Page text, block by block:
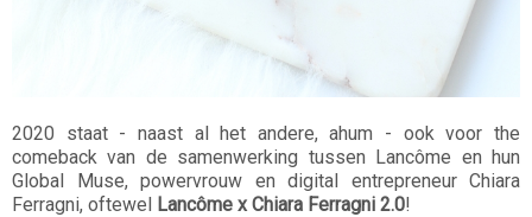
2020 staat - naast al het andere, ahum - ook voor the
comeback van de samenwerking tussen Lancôme en hun
Global Muse, powervrouw en digital entrepreneur Chiara
Ferragni, oftewel Lancôme x Chiara Ferragni 2.0!